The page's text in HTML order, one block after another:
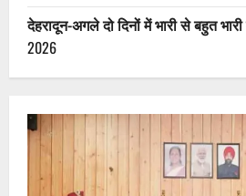
देहरादून-अगले दो दिनों में भारी से बहुत भारी
2026